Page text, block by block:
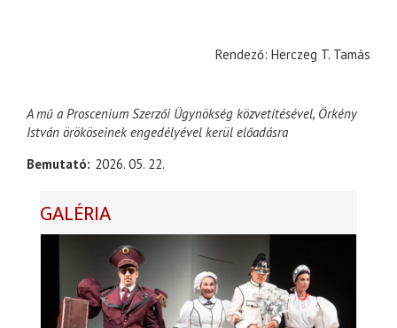
Rendező: Herczeg T. Tamás
A mű a Proscenium Szerzői Ügynökség közvetítésével, Örkény
István örököseinek engedélyével kerül előadásra
Bemutató 2026. 05. 22.
GALÉRIA